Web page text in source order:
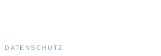
DATENSCHUTZ